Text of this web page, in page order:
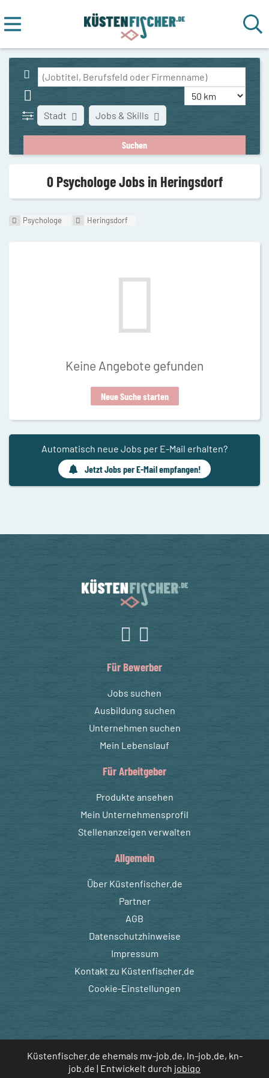
Stadt Jobs & Skills
0 Psychologe Jobs in Heringsdorf
Psychologe Heringsdorf
Keine Angebote gefunden
Neue Suche starten
Automatisch neue Jobs per E-Mail erhalten?
Jetzt Jobs per E-Mail empfangen!
Für Bewerber
Jobs suchen
Ausbildung suchen
Unternehmen suchen
Mein Lebenslauf
Für Arbeitgeber
Produkte ansehen
Mein Unternehmensprofil
Stellenanzeigen verwalten
Allgemein
Über Küstenfischer.de
Partner
AGB
Datenschutzhinweise
Impressum
Kontakt zu Küstenfischer.de
Cookie-Einstellungen
Küstenfischer.de ehemals mv-job.de, ln-job.de, kn-
job.de | Entwickelt durch jobiqo